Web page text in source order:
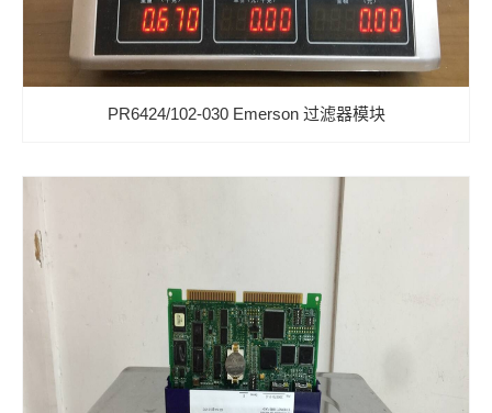
PR6424/102-030 Emerson 过滤器模块